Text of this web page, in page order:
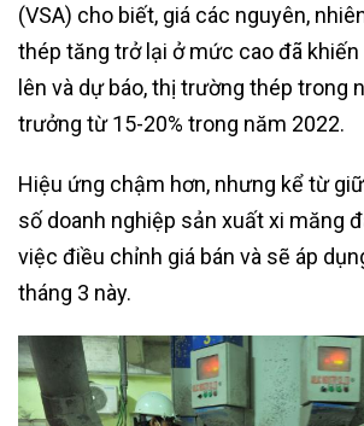
(VSA) cho biết, giá các nguyên,
thép tăng trở lại ở mức cao đã
lên và dự báo, thị trường thép trong
trưởng từ 15-20% trong năm 2022.
Hiệu ứng chậm hơn, nhưng kể từ
số doanh nghiệp sản xuất xi măng
việc điều chỉnh giá bán và sẽ áp
tháng 3 này.